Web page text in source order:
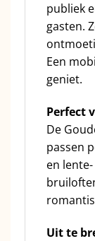
publiek
gasten.
Een
geniet.
Perfect
De
passen
en
Uit te